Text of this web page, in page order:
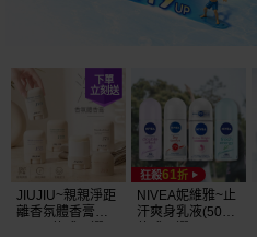
JIUJIU~親親淨距
離香氛體香膏
NIVEA妮維雅~止
汗爽身乳液(50ml)